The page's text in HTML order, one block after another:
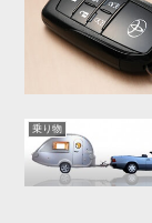
乗り物